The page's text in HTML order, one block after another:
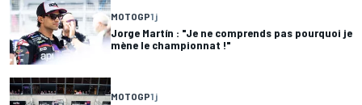
MOTOGP1 j
Jorge Martín : "Je ne comprends pas pourquoi je
mène le championnat !"
MOTOGP1 j